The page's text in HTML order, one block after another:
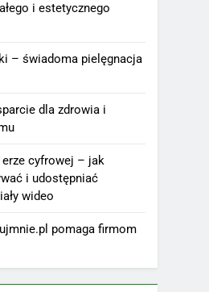
i estetycznego
– świadoma pielęgnacja
dla zdrowia i
cyfrowej – jak
i udostępniać
wideo
pomaga firmom